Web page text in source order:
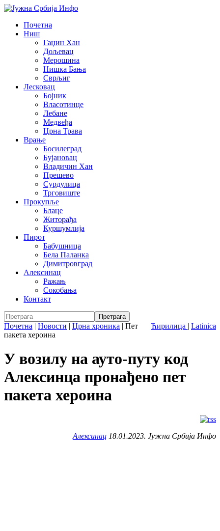
Почетна
Ниш
Гаџин Хан
Дољевац
Мерошина
Нишка Бања
Сврљиг
Лесковац
Бојник
Власотинце
Лебане
Медвеђа
Црна Трава
Врање
Босилеград
Бујановац
Владичин Хан
Прешево
Сурдулица
Трговиште
Прокупље
Блаце
Житорађа
Куршумлија
Пирот
Бабушница
Бела Паланка
Димитровград
Алексинац
Ражањ
Сокобања
Контакт
Ћирилица | Latinica
Почетна | Новости | Црна хроника | Пет
пакета хероина
У возилу на ауто-путу код
Алексинца пронађено пет
пакета хероина
Алексинац 18.01.2023. Јужна Србија Инфо